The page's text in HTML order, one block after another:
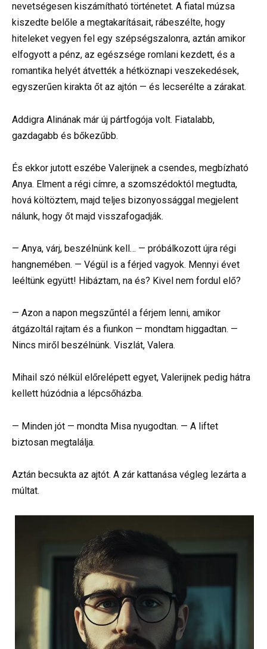
nevetségesen kiszámítható történetet. A fiatal múzsa
kiszedte belőle a megtakarításait, rábeszélte, hogy
hiteleket vegyen fel egy szépségszalonra, aztán amikor
elfogyott a pénz, az egészsége romlani kezdett, és a
romantika helyét átvették a hétköznapi veszekedések,
egyszerűen kirakta őt az ajtón — és lecserélte a zárakat.
Addigra Alinának már új pártfogója volt. Fiatalabb,
gazdagabb és bőkezűbb.
És ekkor jutott eszébe Valerijnek a csendes, megbízható
Anya. Elment a régi címre, a szomszédoktól megtudta,
hová költöztem, majd teljes bizonyossággal megjelent
nálunk, hogy őt majd visszafogadják.
— Anya, várj, beszélnünk kell… — próbálkozott újra régi
hangnemében. — Végül is a férjed vagyok. Mennyi évet
leéltünk együtt! Hibáztam, na és? Kivel nem fordul elő?
— Azon a napon megszűntél a férjem lenni, amikor
átgázoltál rajtam és a fiunkon — mondtam higgadtan. —
Nincs miről beszélnünk. Viszlát, Valera.
Mihail szó nélkül előrelépett egyet, Valerijnek pedig hátra
kellett húzódnia a lépcsőházba.
— Minden jót — mondta Misa nyugodtan. — A liftet
biztosan megtalálja.
Aztán becsukta az ajtót. A zár kattanása végleg lezárta a
múltat.